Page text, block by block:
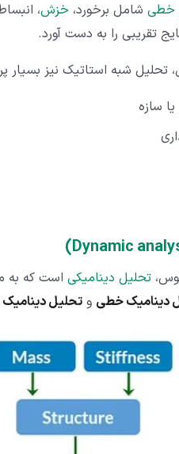
خطی شامل برخورد، خزش
تقریبی را به دست آورد.
تحلیل شبه استاتیک نیز بسیار
سازه
تحلیل دینامیکی است که به
دینامیک خطی و تحلیل